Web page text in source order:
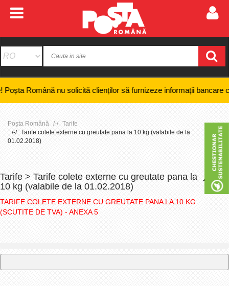
nu solicită clienților să furnizeze informații bancare
Poșta Română
Tarife
Tarife colete externe cu greutate pana la 10 kg (valabile de la
01.02.2018)
Tarife > Tarife colete externe cu greutate pana la
10 kg (valabile de la 01.02.2018)
TARIFE COLETE EXTERNE CU GREUTATE PANA LA 10 KG
(SCUTITE DE TVA) - ANEXA 5